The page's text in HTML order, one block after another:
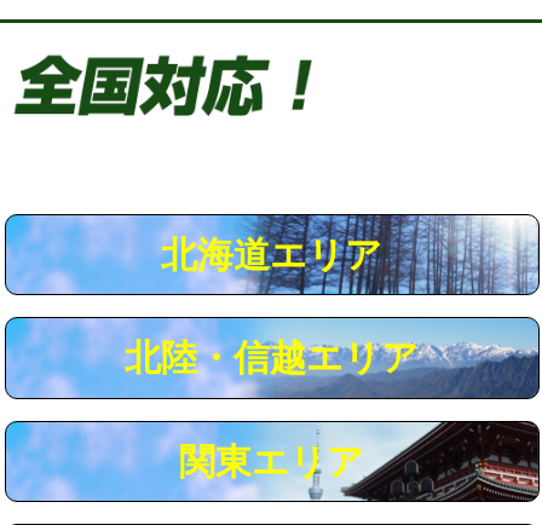
給水管工事※（塩ビ管（VP・HI）使
用/3ｍまで)
給水管工事※（ライニング鋼管・銅
管・ポリ管・HT管使用/3ｍまで)
44,000円
給水管工事※（ライニング鋼管・銅
+8,800円
マス交換（土の掘削・埋め戻し作業） 11,000円~
マス交換（深さ50㎝以上） 66,000円
コンクリート斫り（厚さ10㎝まで） 27,500円
北海道エリア
北陸・信越エリア
関東エリア